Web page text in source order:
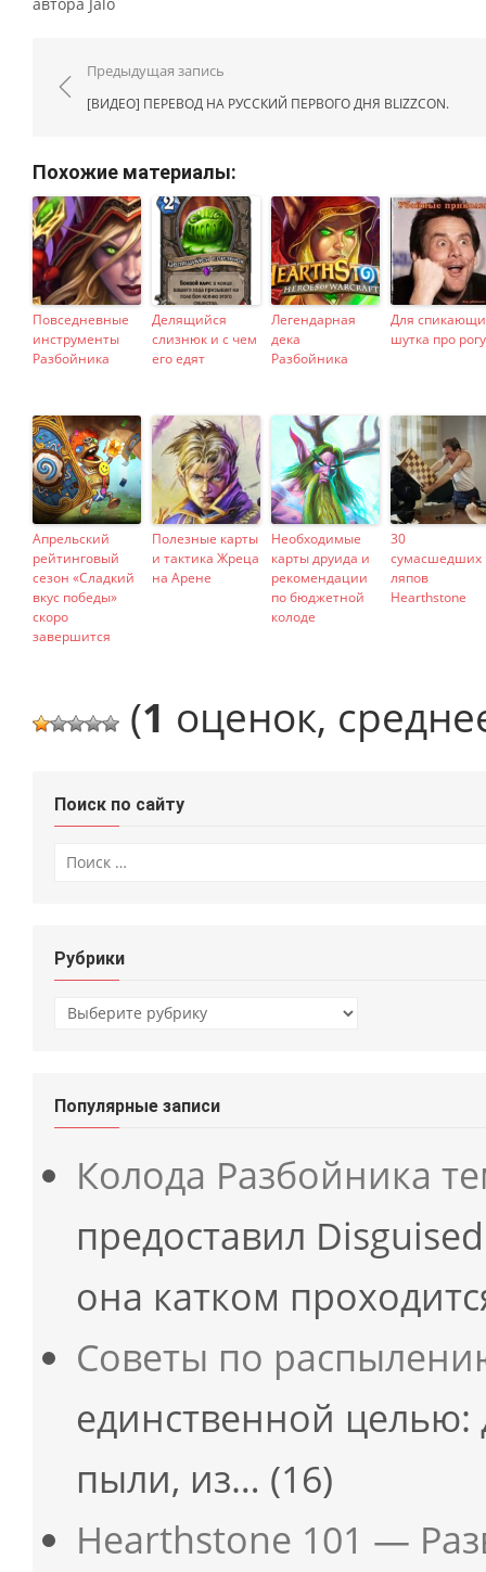
Навигация по записям
Предыдущая запись
[ВИДЕО] ПЕРЕВОД НА РУССКИЙ ПЕРВОГО ДНЯ BLIZZCON.
Похожие материалы:
Повседневные
инструменты
Разбойника
Делящийся
слизнюк и с чем
его едят
Легендарная
дека
Разбойника
Для
шутка про рогу
Апрельский
рейтинговый
сезон «Сладкий
вкус победы»
скоро
завершится
Полезные карты
и тактика Жреца
на Арене
Необходимые
карты друида и
рекомендации
по бюджетной
колоде
30
сумасшедших
ляпов
Hearthstone
(1 оценок,
Поиск по сайту
Рубрики
Рубрики
Популярные записи
Колода Разбойника
предоставил
она катком
Советы по
единственной целью:
пыли, из… (16)
Hearthstone 101 —